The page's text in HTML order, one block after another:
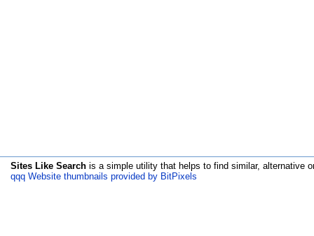
Sites Like Search is a simple utility that helps to find similar, alternative
qqq Website thumbnails provided by BitPixels